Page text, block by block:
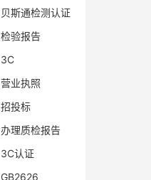
贝斯通检测认证
检验报告
3C
营业执照
招投标
办理质检报告
3C认证
GB2626